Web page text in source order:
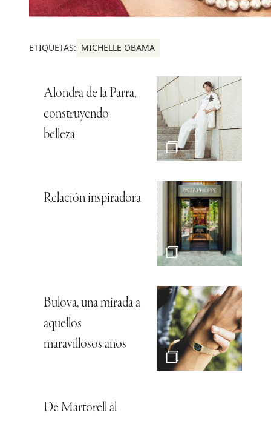
ETIQUETAS: MICHELLE OBAMA
Alondra de la Parra,
construyendo
belleza
Relación inspiradora
Bulova, una mirada a
aquellos
maravillosos años
De Martorell al